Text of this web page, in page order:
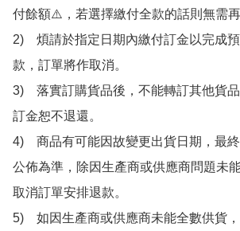
付餘額⚠️，若選擇繳付全款的話則無需再
2)　煩請於指定日期內繳付訂金以完成
款，訂單將作取消。
3)　落實訂購貨品後，不能轉訂其他貨
訂金恕不退還。
4)　商品有可能因故變更出貨日期，最
公佈為準，除因生產商或供應商問題未
取消訂單安排退款。
5)　如因生產商或供應商未能全數供貨